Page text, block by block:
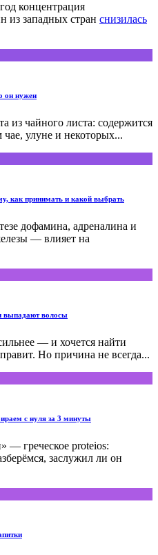
концентрация
из западных стран снизилась
он нужен
из чайного листа: содержится
улуне и некоторых...
как принимать и какой выбрать
дофамина, адреналина и
— влияет на
выпадают волосы
— и хочется найти
Но причина не всегда...
с нуля за 3 минуты
— греческое proteios:
заслужил ли он